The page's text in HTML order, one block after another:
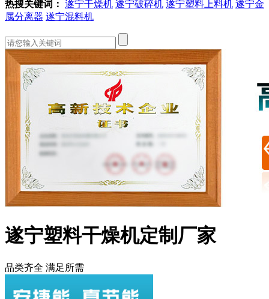
热搜关键词： 遂宁干燥机 遂宁破碎机 遂宁塑料上料机 遂宁金
属分离器 遂宁混料机
遂宁塑料干燥机定制厂家
品类齐全 满足所需